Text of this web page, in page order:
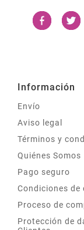
Información
Envío
Aviso legal
Términos y
Quiénes Somos
Pago seguro
Condiciones de
Proceso de
Protección de